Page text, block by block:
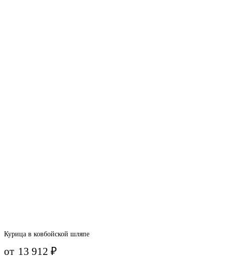
Курица в ковбойской шляпе
от 13 912₽